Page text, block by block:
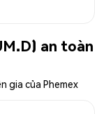
an toàn
gia của Phemex